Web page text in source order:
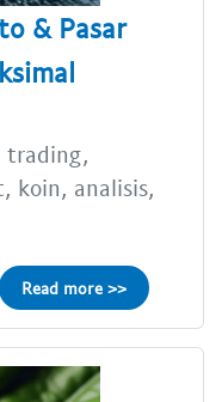
& Pasar
trading,
koin, analisis,
Read more >>